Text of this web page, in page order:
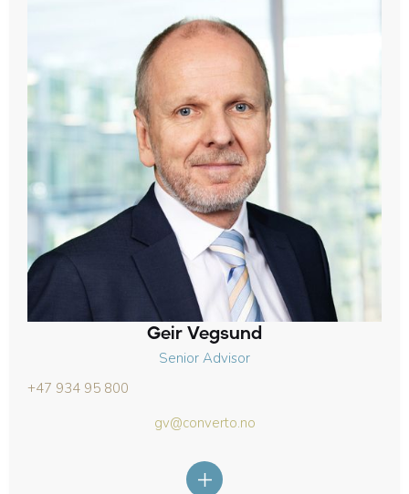
Geir Vegsund
Senior Advisor
+47 934 95 800
gv@converto.no